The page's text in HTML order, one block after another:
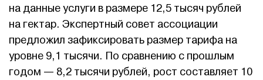
на данные услуги в размере 12,5 тысяч рублей
на гектар. Экспертный совет ассоциации
предложил зафиксировать размер тарифа на
уровне 9,1 тысячи. По сравнению с прошлым
годом — 8,2 тысячи рублей, рост составляет 10